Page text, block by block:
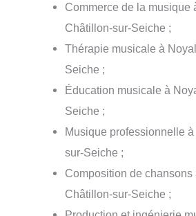
Commerce de la musique
Châtillon-sur-Seiche ;
Thérapie musicale à
Seiche ;
Éducation musicale à
Seiche ;
Musique professionnelle
sur-Seiche ;
Composition de chansons
Châtillon-sur-Seiche ;